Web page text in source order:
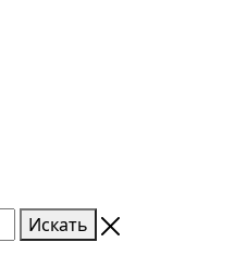
Искать